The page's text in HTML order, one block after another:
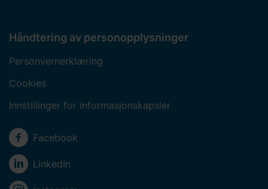
Håndtering av personopplysninger
Personvernerklæring
Cookies
Innstillinger for informasjonskapsler
Sosiale medier
Facebook
LinkedIn